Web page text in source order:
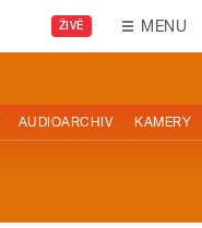
ŽIVĚ MENU
AUDIOARCHIV KAMERY